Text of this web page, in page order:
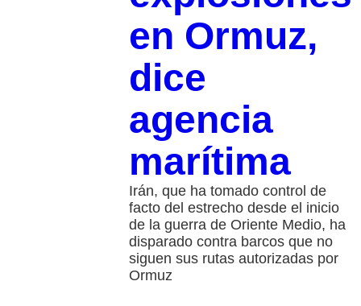
en Ormuz,
dice
agencia
marítima
Irán, que ha tomado control de
facto del estrecho desde el inicio
de la guerra de Oriente Medio, ha
disparado contra barcos que no
siguen sus rutas autorizadas por
Ormuz